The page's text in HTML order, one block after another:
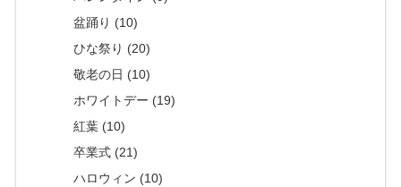
盆踊り (10)
ひな祭り (20)
敬老の日 (10)
ホワイトデー (19)
紅葉 (10)
卒業式 (21)
ハロウィン (10)